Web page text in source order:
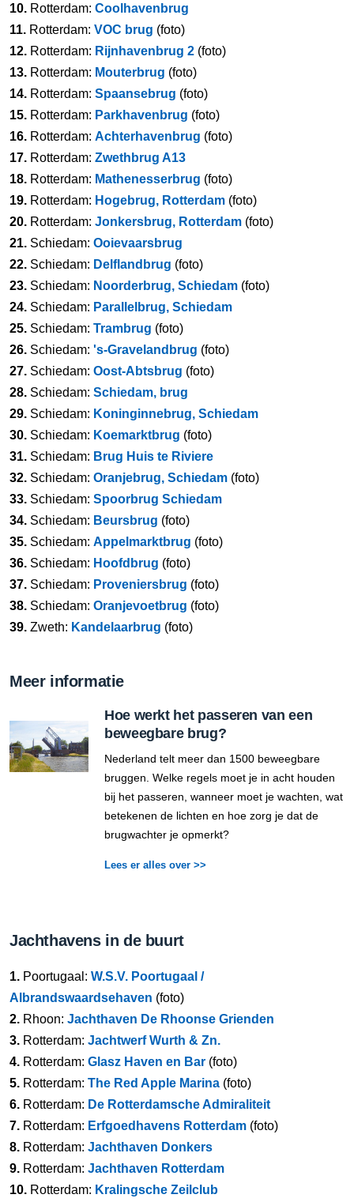
10. Rotterdam: Coolhavenbrug
11. Rotterdam: VOC brug (foto)
12. Rotterdam: Rijnhavenbrug 2 (foto)
13. Rotterdam: Mouterbrug (foto)
14. Rotterdam: Spaansebrug (foto)
15. Rotterdam: Parkhavenbrug (foto)
16. Rotterdam: Achterhavenbrug (foto)
17. Rotterdam: Zwethbrug A13
18. Rotterdam: Mathenesserbrug (foto)
19. Rotterdam: Hogebrug, Rotterdam (foto)
20. Rotterdam: Jonkersbrug, Rotterdam (foto)
21. Schiedam: Ooievaarsbrug
22. Schiedam: Delflandbrug (foto)
23. Schiedam: Noorderbrug, Schiedam (foto)
24. Schiedam: Parallelbrug, Schiedam
25. Schiedam: Trambrug (foto)
26. Schiedam: 's-Gravelandbrug (foto)
27. Schiedam: Oost-Abtsbrug (foto)
28. Schiedam: Schiedam, brug
29. Schiedam: Koninginnebrug, Schiedam
30. Schiedam: Koemarktbrug (foto)
31. Schiedam: Brug Huis te Riviere
32. Schiedam: Oranjebrug, Schiedam (foto)
33. Schiedam: Spoorbrug Schiedam
34. Schiedam: Beursbrug (foto)
35. Schiedam: Appelmarktbrug (foto)
36. Schiedam: Hoofdbrug (foto)
37. Schiedam: Proveniersbrug (foto)
38. Schiedam: Oranjevoetbrug (foto)
39. Zweth: Kandelaarbrug (foto)
Meer informatie
Hoe werkt het passeren van een
beweegbare brug?
Nederland telt meer dan 1500 beweegbare
bruggen. Welke regels moet je in acht houden
bij het passeren, wanneer moet je wachten, wat
betekenen de lichten en hoe zorg je dat de
brugwachter je opmerkt?
Lees er alles over >>
Jachthavens in de buurt
1. Poortugaal: W.S.V. Poortugaal /
Albrandswaardsehaven (foto)
2. Rhoon: Jachthaven De Rhoonse Grienden
3. Rotterdam: Jachtwerf Wurth & Zn.
4. Rotterdam: Glasz Haven en Bar (foto)
5. Rotterdam: The Red Apple Marina (foto)
6. Rotterdam: De Rotterdamsche Admiraliteit
7. Rotterdam: Erfgoedhavens Rotterdam (foto)
8. Rotterdam: Jachthaven Donkers
9. Rotterdam: Jachthaven Rotterdam
10. Rotterdam: Kralingsche Zeilclub